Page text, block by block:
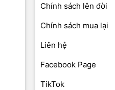
Chính sách lên đời
Chính sách mua lại
Liên hệ
Facebook Page
TikTok